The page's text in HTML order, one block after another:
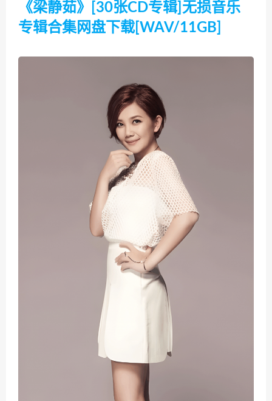
《梁静茹》[30张CD专辑]无损音乐
专辑合集网盘下载[WAV/11GB]